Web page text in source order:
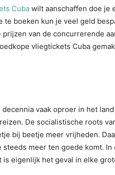
Cuba wilt aanschaffen doe je
te boeken kun je veel geld
van de concurrerende
vliegtickets Cuba
vaak oproer in het
De socialistische roots
bij beetje meer vrijheden.
steeds meer ten goede komt.
is eigenlijk het geval in elke